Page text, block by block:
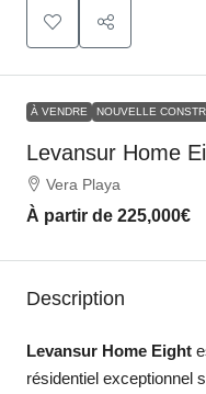
À VENDRE NOUVELLE
Levansur Home
Vera Playa
À partir de 225,000€
Description
Levansur Home Eight
résidentiel exceptionnel